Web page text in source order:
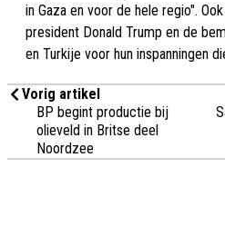
in Gaza en voor de hele regio".
president Donald Trump en de
en Turkije voor hun inspanningen
Vorig artikel
BP begint productie bij
olieveld in Britse deel
Noordzee